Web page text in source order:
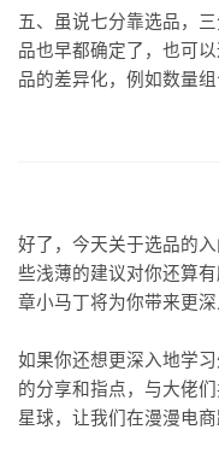
五、虽说七分靠选品，
品也早都确定了，也可
品的差异化，例如数量
好了，今天关于选品的
些浅薄的建议对你还算
章小马丁将为你带来更深
如果你还想更深入地学
的分享和指点，与大佬
星球，让我们在漫漫电商